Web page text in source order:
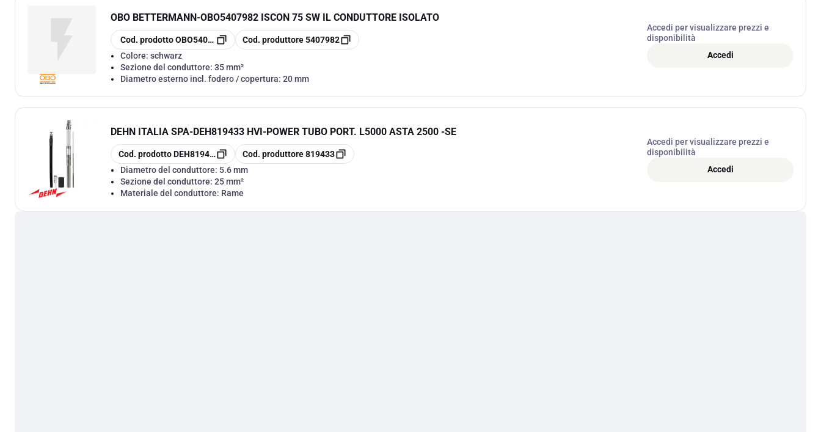
OBO BETTERMANN-OBO5407982 ISCON 75 SW IL CONDUTTORE ISOLATO
copiaCod. prodotto OBO5407982 copia
Cod. produttore5407982
Colore: schwarz
Sezione del conduttore: 35 mm²
Diametro esterno incl. fodero / copertura: 20 mm
Accedi per visualizzare prezzi e
disponibilità
Accedi
DEHN ITALIA SPA-DEH819433 HVI-POWER TUBO PORT. L5000 ASTA 2500 -SE
copia
Cod. prodotto DEH819433 copia
Cod. produttore819433
Diametro del conduttore: 5.6 mm
Sezione del conduttore: 25 mm²
Materiale del conduttore: Rame
Accedi per visualizzare prezzi e
disponibilità
Accedi